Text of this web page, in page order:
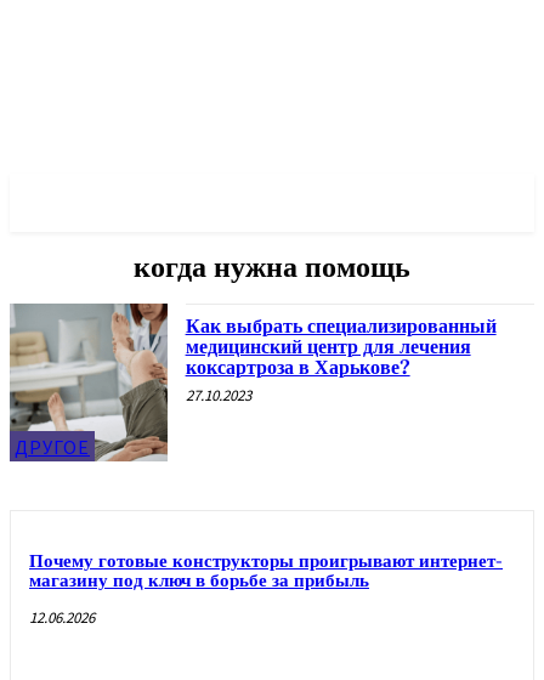
когда нужна помощь
ДРУГОЕ
Как выбрать специализированный
медицинский центр для лечения
коксартроза в Харькове?
27.10.2023
Почему готовые конструкторы проигрывают интернет-
магазину под ключ в борьбе за прибыль
12.06.2026